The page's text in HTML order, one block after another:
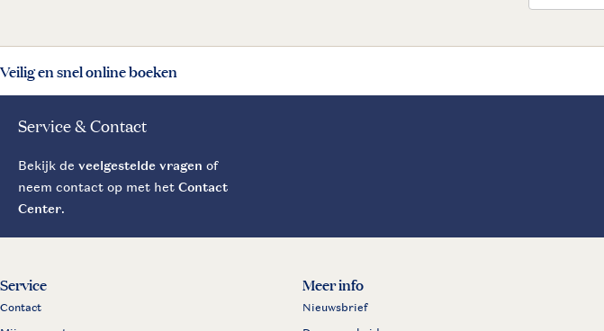
Veilig en snel online boeken
Service & Contact
Bekijk de veelgestelde vragen of
neem contact op met het Contact
Center.
Service
Contact
Meer info
Nieuwsbrief